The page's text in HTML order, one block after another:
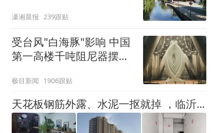
还在
潇湘晨报 239跟贴
受台风"白海豚"影响 中国
第一高楼千吨阻尼器摆动
极目新闻 1906跟贴
天花板钢筋外露、水泥一抠就掉 ，临沂一安置楼交房半年即被鉴定存安全隐患；楼体至今未加固，仍有居民常住